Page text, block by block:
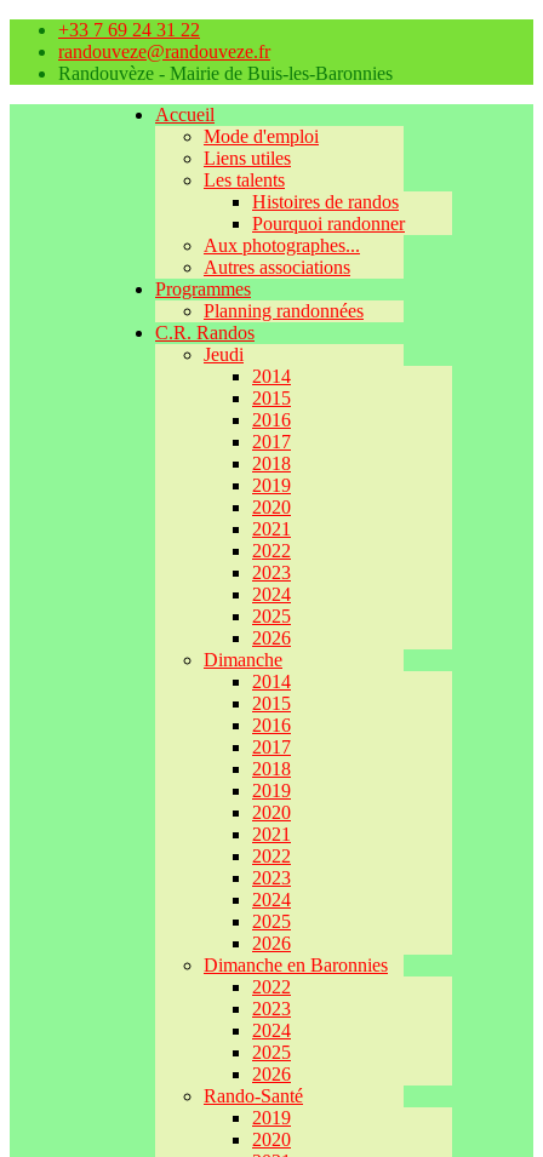
+33 7 69 24 31 22
randouveze@randouveze.fr
Randouvèze - Mairie de Buis-les-Baronnies
Accueil
Mode d'emploi
Liens utiles
Les talents
Histoires de randos
Pourquoi randonner
Aux photographes...
Autres associations
Programmes
Planning randonnées
C.R. Randos
Jeudi
2014
2015
2016
2017
2018
2019
2020
2021
2022
2023
2024
2025
2026
Dimanche
2014
2015
2016
2017
2018
2019
2020
2021
2022
2023
2024
2025
2026
Dimanche en Baronnies
2022
2023
2024
2025
2026
Rando-Santé
2019
2020